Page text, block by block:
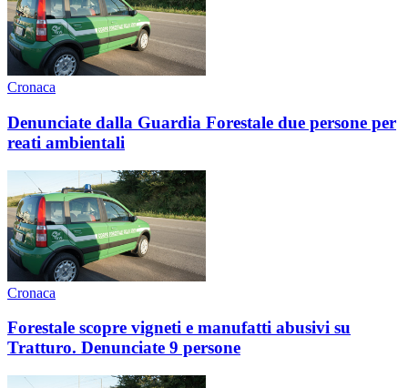
Cronaca
Denunciate dalla Guardia Forestale due persone per
reati ambientali
Cronaca
Forestale scopre vigneti e manufatti abusivi su
Tratturo. Denunciate 9 persone